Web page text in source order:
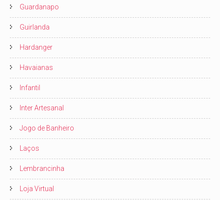
Guardanapo
Guirlanda
Hardanger
Havaianas
Infantil
Inter Artesanal
Jogo de Banheiro
Laços
Lembrancinha
Loja Virtual